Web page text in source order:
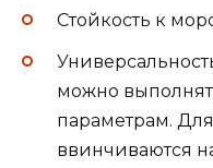
Стойкость к
можно
параметрам.
ввинчиваются